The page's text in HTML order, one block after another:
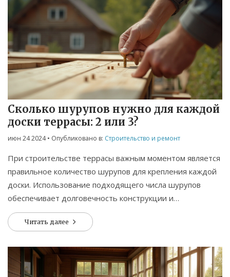
Сколько шурупов нужно для каждой
доски террасы: 2 или 3?
июн 24 2024• Опубликовано в: Строительство и ремонт
При строительстве террасы важным моментом является
правильное количество шурупов для крепления каждой
доски. Использование подходящего числа шурупов
обеспечивает долговечность конструкции и
безопасность во время эксплуатации. В этой статье
обсудим, как выбрать количество шурупов, учитывая
Читать далее